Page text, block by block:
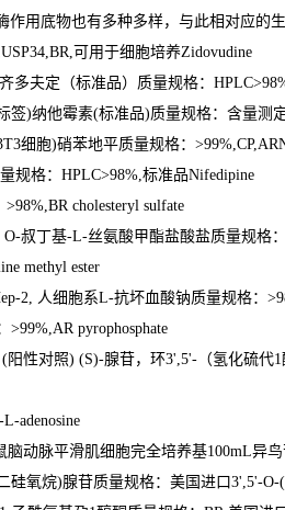
作用底物也有多种多样，与此相对应的
可用于细胞培养Zidovudine
齐多夫定（标准品）质量规格：
签)纳他霉素(标准品)质量规格：含量测
细胞)硝苯地平质量规格：
规格： HPLC>98%, 标准品Nifedipine
>98%,BR cholesteryl sulfate
O-叔丁基-L-丝氨酸甲酯盐酸盐质量规格：
methyl ester
2, 人细胞系L-抗坏血酸钠质量规格：
>99%,AR pyrophosphate
(阳性对照) (S)-腺苷，环3',5'- （氢化硫代1
-L-adenosine
脑动脉平滑肌细胞完全培养基100mL异
硅氧烷)腺苷质量规格：美国进口3',5'-O-